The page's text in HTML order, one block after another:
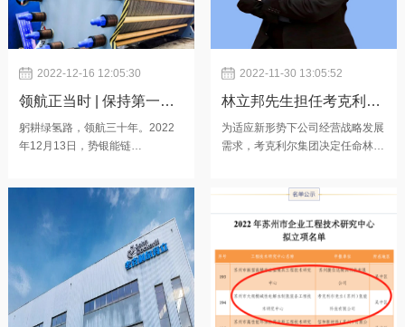
根据近年来在能源领域转型升级、
绿色发展、布局优化、技术创新以
及社会责任等方面表现突出的企事
业单位。
耕绿氢领域，已为行业发展贡献了
诸多技术创新成果，并努力锻造新
的产业竞争优势，加快制氢产业的
前沿技术研
2022-12-16 12:05:30
领航正当时 | 保持第一的
态势，考克利尔竞立出货
量领跑全球
躬耕绿氢路，领航三十年。2022
年12月13日，势银能链
《蓝皮书》数据，考克利尔竞立出
货量占比保持行业领先。考克利尔
竞立自2018年以来，出货量持续
领跑全球。2021年，考克利尔竞
立出货量为160MW，占全球碱性
电解槽出货量的50%（彭博财经数
据），位列全球第一。2022年，
2022-11-30 13:05:52
林立邦先生担任考克利尔
竞立（苏州）氢能科技有
限公司总经理
为适应新形势下公司经营战略发展
需求，考克利尔集团决定任命林立
2022年11月28日起生效。林立邦
先生一直以来都担任考克利尔能源
亚太区总裁、考克利尔竞立（苏
州）氢能科技有限公司董事。随着
全球能源转型需求的增长，考克利
尔竞立正加速发展，进一步引领市
场，在这一关键的转折点，集团决